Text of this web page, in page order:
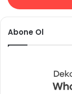
Abone Ol